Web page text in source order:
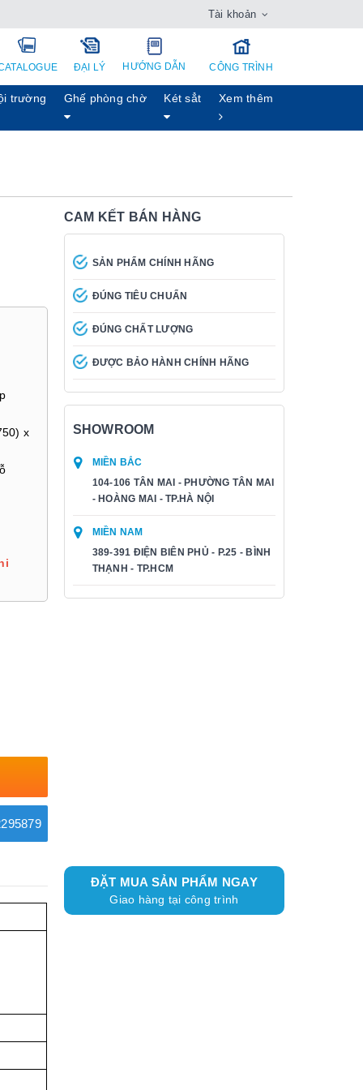
Tài khoản
ĐẠI LÝ HƯỚNG DẪN CÔNG TRÌNH
trường Ghế phòng chờ Két sẳt Xem thêm
x
CAM KẾT BÁN HÀNG
SẢN PHẨM CHÍNH HÃNG
ĐÚNG TIÊU CHUẨN
ĐÚNG CHẤT LƯỢNG
ĐƯỢC BẢO HÀNH CHÍNH HÃNG
SHOWROOM
MIỀN BẮC
104-106 TÂN MAI - PHƯỜNG TÂN MAI
- HOÀNG MAI - TP.HÀ NỘI
MIỀN NAM
389-391 ĐIỆN BIÊN PHỦ - P.25 - BÌNH
THẠNH - TP.HCM
ĐẶT MUA SẢN PHẨM NGAY
Giao hàng tại công trình